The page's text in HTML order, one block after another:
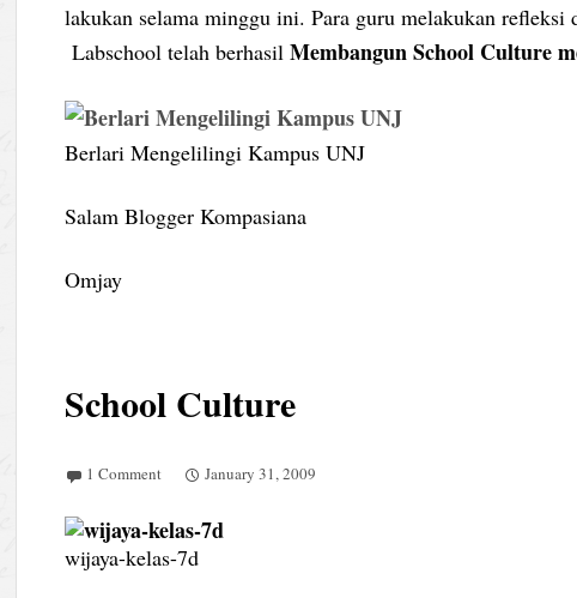
lakukan selama minggu ini. Para guru melakukan refleksi
Labschool telah berhasilMembangun School Culture
Berlari Mengelilingi Kampus UNJ
Salam Blogger Kompasiana
Omjay
School Culture
1 Comment January 31, 2009
wijaya-kelas-7d